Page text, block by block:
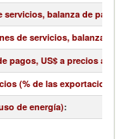
balanza de pagos)
de servicios, balanza de
pagos, US$ a precios
(% de las exportaciones
de energía):